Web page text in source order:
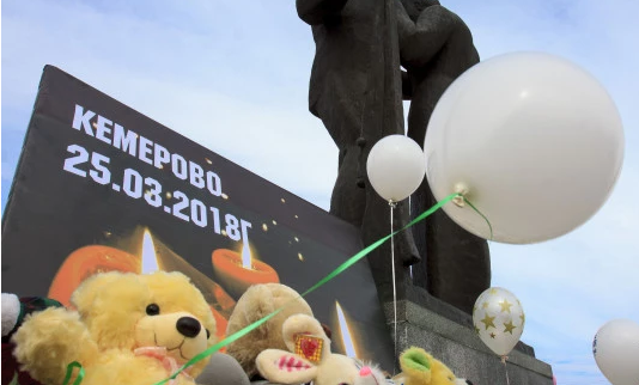
Ищем новые берега. Гендиректор
«Жилищной инициативы» Юрий
Гатилов — о том, как девелоперу
Смелость архитектурных
Генеральный директор
ЗИАС — об эстетике